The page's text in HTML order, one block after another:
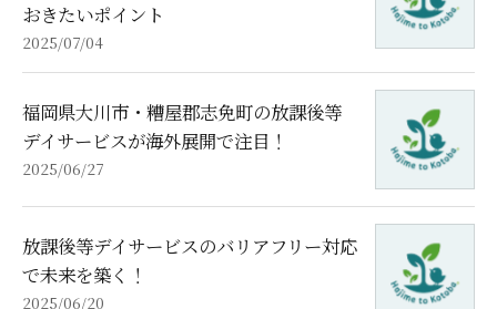
おきたいポイント
2025/07/04
福岡県大川市・糟屋郡志免町の放課後等
デイサービスが海外展開で注目！
2025/06/27
放課後等デイサービスのバリアフリー対応
で未来を築く！
2025/06/20